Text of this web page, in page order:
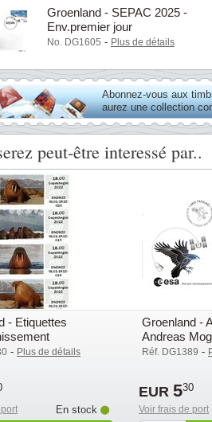
Groenland - SEPAC 2025 -
Env.premier jour
No. DG1605 - Plus de détails
Abonnez-vous aux
aurez une collection
peut-être interessé par..
- Etiquettes
2022 - Série neuve
- Plus de détails
En stock
Groenland -
Andreas
l'ISS -
Réf. DG1389 -
EUR 530
Voir frais de port